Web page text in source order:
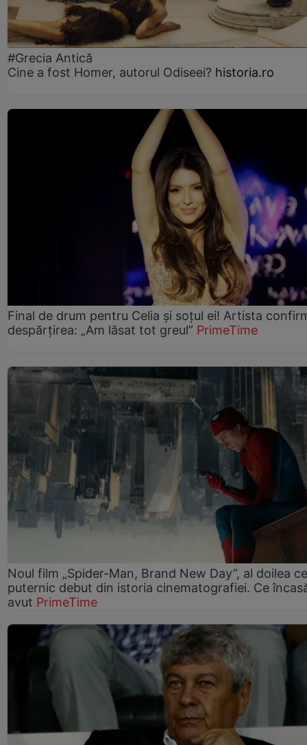
#Grecia Antică
Cine a fost Homer, autorul Odiseei? historia.ro
Final de drum pentru Celia și soțul ei! Artista
despărțirea: „Am lăsat tot greul” PrimeTime
Noul film „Spider-Man, Brand New Day”, al doilea
puternic debut din istoria cinematografiei. Ce
avut PrimeTime